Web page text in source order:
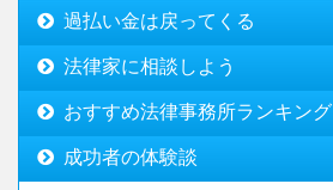
過払い金は戻ってくる
法律家に相談しよう
おすすめ法律事務所ランキング
成功者の体験談